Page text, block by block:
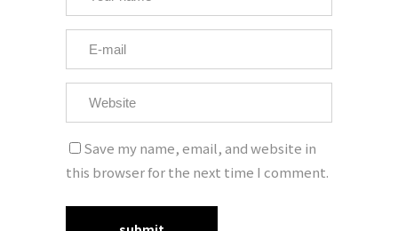
Save my name, email, and website in
this browser for the next time I comment.